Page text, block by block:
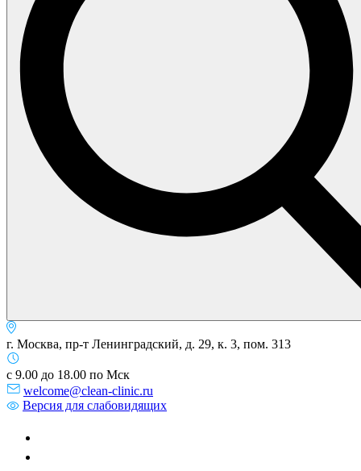
г. Москва, пр-т Ленинградский, д. 29, к. 3, пом. 313
с 9.00 до 18.00 по Мск
welcome@clean-clinic.ru
Версия для слабовидящих